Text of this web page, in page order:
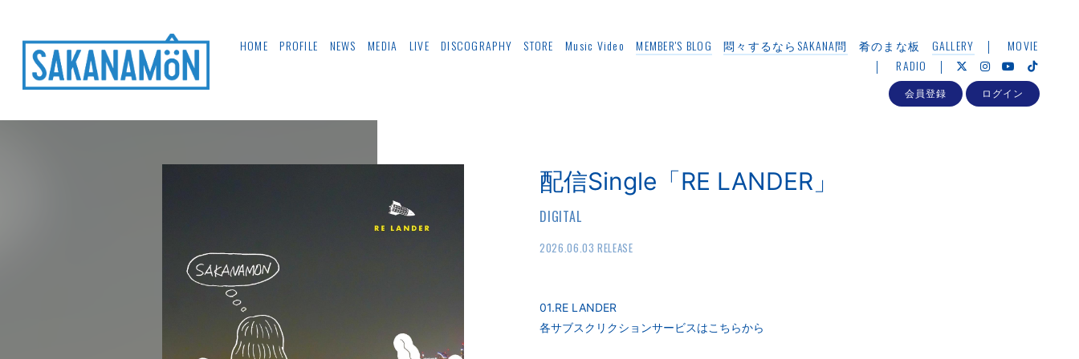
HOME PROFILE NEWS MEDIA LIVE DISCOGRAPHY STORE Music Video MEMBER'S BLOG 悶々するならSAKANA問 肴のまな板 GALLERY
MOVIE
RADIO
会員登録 ログイン
配信Single「RE LANDER」
DIGITAL
2026.06.03 RELEASE
01.RE LANDER
各サブスクリクションサービスはこちらから